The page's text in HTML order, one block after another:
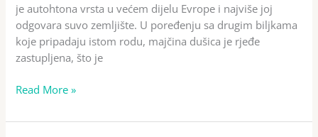
je autohtona vrsta u većem dijelu Evrope i najviše joj
odgovara suvo zemljište. U poređenju sa drugim biljkama
koje pripadaju istom rodu, majčina dušica je rjeđe
zastupljena, što je
Read More »